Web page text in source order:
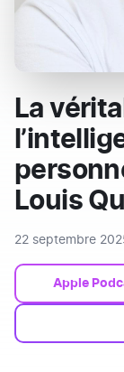
La
Louis
22 septembre
Apple